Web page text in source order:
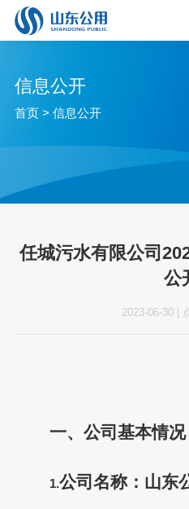
信息公开
首页> 信息公开
任城污水有限公司
公
2023-06-30
一、公司基本情况
1.公司名称：山东